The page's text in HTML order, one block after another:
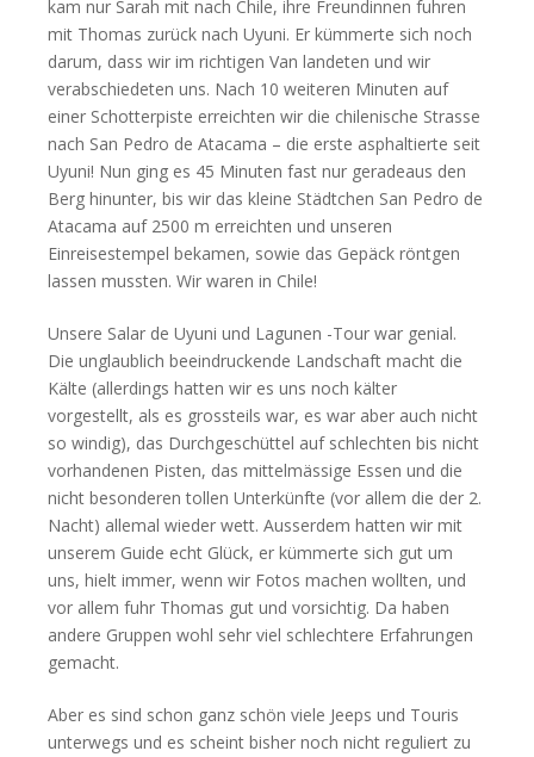
kam nur Sarah mit nach Chile, ihre Freundinnen fuhren
mit Thomas zurück nach Uyuni. Er kümmerte sich noch
darum, dass wir im richtigen Van landeten und wir
verabschiedeten uns. Nach 10 weiteren Minuten auf
einer Schotterpiste erreichten wir die chilenische Strasse
nach San Pedro de Atacama – die erste asphaltierte seit
Uyuni! Nun ging es 45 Minuten fast nur geradeaus den
Berg hinunter, bis wir das kleine Städtchen San Pedro de
Atacama auf 2500 m erreichten und unseren
Einreisestempel bekamen, sowie das Gepäck röntgen
lassen mussten. Wir waren in Chile!
Unsere Salar de Uyuni und Lagunen -Tour war genial.
Die unglaublich beeindruckende Landschaft macht die
Kälte (allerdings hatten wir es uns noch kälter
vorgestellt, als es grossteils war, es war aber auch nicht
so windig), das Durchgeschüttel auf schlechten bis nicht
vorhandenen Pisten, das mittelmässige Essen und die
nicht besonderen tollen Unterkünfte (vor allem die der 2.
Nacht) allemal wieder wett. Ausserdem hatten wir mit
unserem Guide echt Glück, er kümmerte sich gut um
uns, hielt immer, wenn wir Fotos machen wollten, und
vor allem fuhr Thomas gut und vorsichtig. Da haben
andere Gruppen wohl sehr viel schlechtere Erfahrungen
gemacht.
Aber es sind schon ganz schön viele Jeeps und Touris
unterwegs und es scheint bisher noch nicht reguliert zu